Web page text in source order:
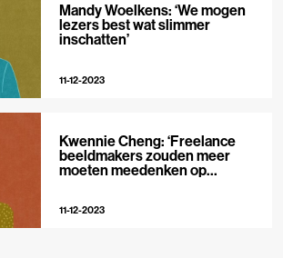
Mandy Woelkens: ‘We mogen
lezers best wat slimmer
inschatten’
11-12-2023
Kwennie Cheng: ‘Freelance
beeldmakers zouden meer
moeten meedenken op
11-12-2023